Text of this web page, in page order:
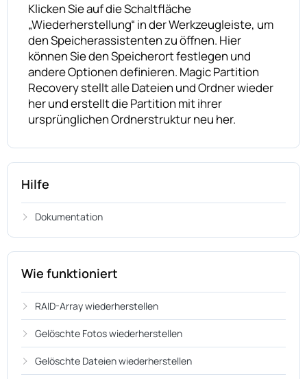
Klicken Sie auf die Schaltfläche
„Wiederherstellung“ in der Werkzeugleiste, um
den Speicherassistenten zu öffnen. Hier
können Sie den Speicherort festlegen und
andere Optionen definieren. Magic Partition
Recovery stellt alle Dateien und Ordner wieder
her und erstellt die Partition mit ihrer
ursprünglichen Ordnerstruktur neu her.
Hilfe
Dokumentation
Wie funktioniert
RAID-Array wiederherstellen
Gelöschte Fotos wiederherstellen
Gelöschte Dateien wiederherstellen